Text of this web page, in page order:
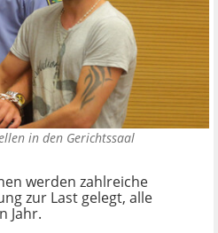
in den Gerichtssaal
werden zahlreiche
zur Last gelegt, alle
Jahr.